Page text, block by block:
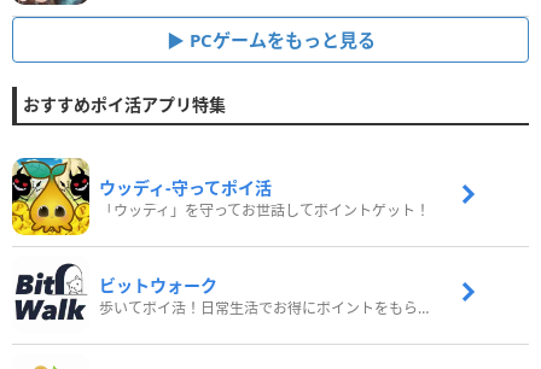
PCゲームをもっと見る
おすすめポイ活アプリ特集
ウッディ‐守ってポイ活
「ウッディ」を守ってお世話してポイントゲット！
ビットウォーク
歩いてポイ活！日常生活でお得にポイントをもらおう